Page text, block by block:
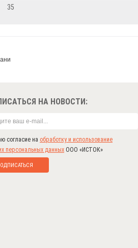
35
НА НОВОСТИ:
согласие на обработку и использование
персональных данных ООО «ИСТОК»